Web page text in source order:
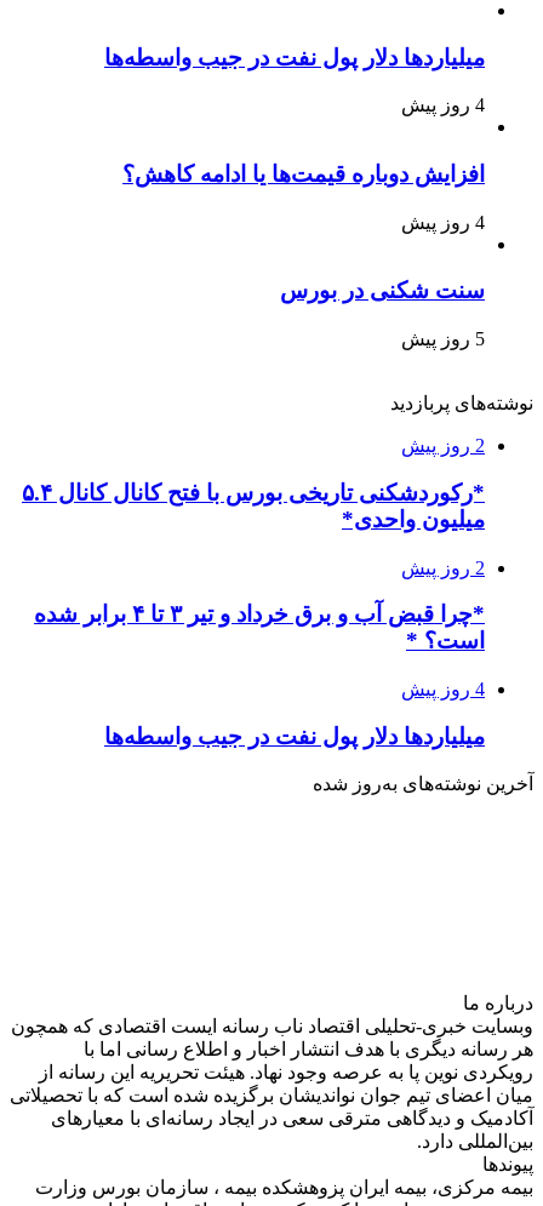
میلیاردها دلار پول نفت در جیب واسطه‌ها
4 روز پیش
افزایش دوباره قیمت‌ها یا ادامه کاهش؟
4 روز پیش
سنت شکنی در بورس
5 روز پیش
نوشته‌های پربازدید
2 روز پیش
*رکوردشکنی تاریخی بورس با فتح کانال کانال ۵.۴
میلیون واحدی*
2 روز پیش
*چرا قبض آب و برق خرداد و تیر ۳ تا ۴ برابر شده
است؟ *
4 روز پیش
میلیاردها دلار پول نفت در جیب واسطه‌ها
آخرین نوشته‌های‌ به‌روز شده
درباره‌ ما
وبسایت خبری-تحلیلی اقتصاد ناب رسانه‌ ایست اقتصادی که همچون
هر رسانه دیگری با هدف انتشار اخبار و اطلاع رسانی اما با
رویکردی نوین پا به عرصه وجود نهاد. هیئت تحریریه این رسانه از
میان اعضای تیم جوان نواندیشان برگزیده شده است که با تحصیلاتی
آکادمیک و دیدگاهی‌ مترقی سعی در ایجاد رسانه‌ای با معیار‌های
بین‌المللی دارد.
پیوندها
بیمه مرکزی، بیمه ایران پزوهشکده بیمه ، سازمان بورس وزارت